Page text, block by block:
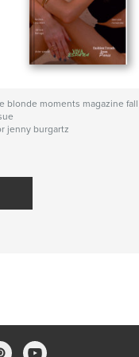
blonde moments magazine fall
jenny burgartz